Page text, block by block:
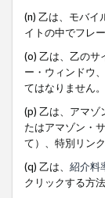
(n) 乙は、モバイ
イトの中でフレ
(o) 乙は、乙のサ
ー・ウィンドウ
てはなりません。
(p) 乙は、アマゾ
たはアマゾン・
て）、特別リン
(q) 乙は、 紹介料
クリックする方